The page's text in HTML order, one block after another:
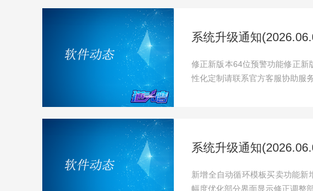
系统升级通知
修正新版本64位预警功能修正新
性化定制请联系官方客服协助服
系统升级通知
新增全自动循环模板买卖功能
幅度优化部分界面显示修正调整